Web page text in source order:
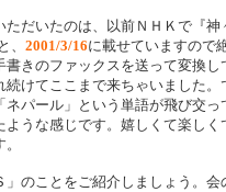
だいたのは、以前ＮＨＫで『
、 2001/3/16に載せていますので
書きのファックスを送って変換
続けてここまで来ちゃいました
ネパール」という単語が飛び交
うな感じです。嬉しくて楽し
のことをご紹介しましょう。